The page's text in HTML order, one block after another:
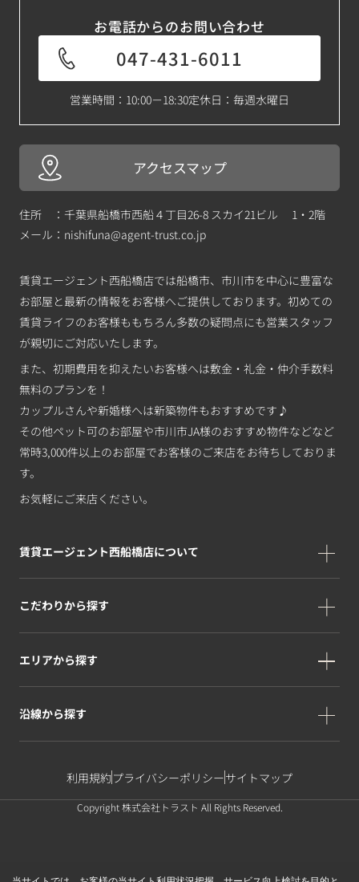
お電話からのお問い合わせ
047-431-6011
営業時間：10:00－18:30定休日：毎週水曜日
アクセスマップ
住所 ：千葉県船橋市西船４丁目26-8 スカイ21ビル 1・2階
メール： nishifuna@agent-trust.co.jp
賃貸エージェント西船橋店では船橋市、市川市を中心に豊富な
お部屋と最新の情報をお客様へご提供しております。初めての
賃貸ライフのお客様ももちろん多数の疑問点にも営業スタッフ
が親切にご対応いたします。
また、初期費用を抑えたいお客様へは敷金・礼金・仲介手数料
無料のプランを！
カップルさんや新婚様へは新築物件もおすすめです♪
その他ペット可のお部屋や市川市JA様のおすすめ物件などなど
常時3,000件以上のお部屋でお客様のご来店をお待ちしておりま
す。
お気軽にご来店ください。
賃貸エージェント西船橋店について
こだわりから探す
エリアから探す
沿線から探す
利用規約プライバシーポリシーサイトマップ
Copyright 株式会社トラスト All Rights Reserved.